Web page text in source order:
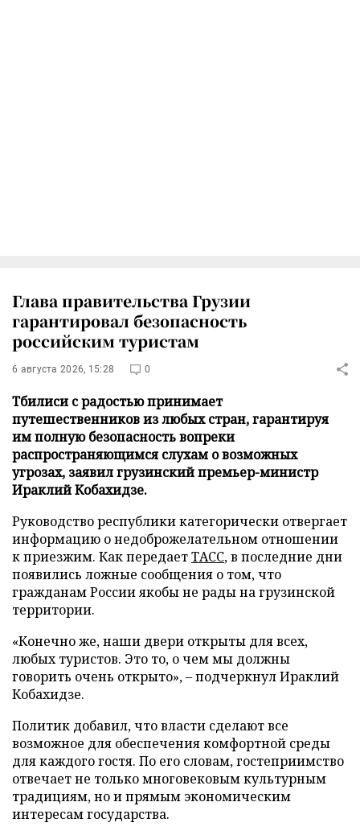
Глава правительства Грузии
гарантировал безопасность
российским туристам
6 августа 2026, 15:28 0
Тбилиси с радостью принимает
путешественников из любых стран, гарантируя
им полную безопасность вопреки
распространяющимся слухам о возможных
угрозах, заявил грузинский премьер-министр
Ираклий Кобахидзе.
Руководство республики категорически отвергает
информацию о недоброжелательном отношении
к приезжим. Как передаетТАСС, в последние дни
появились ложные сообщения о том, что
гражданам России якобы не рады на грузинской
территории.
«Конечно же, наши двери открыты для всех,
любых туристов. Это то, о чем мы должны
говорить очень открыто», – подчеркнул Ираклий
Кобахидзе.
Политик добавил, что власти сделают все
возможное для обеспечения комфортной среды
для каждого гостя. По его словам, гостеприимство
отвечает не только многовековым культурным
традициям, но и прямым экономическим
интересам государства.